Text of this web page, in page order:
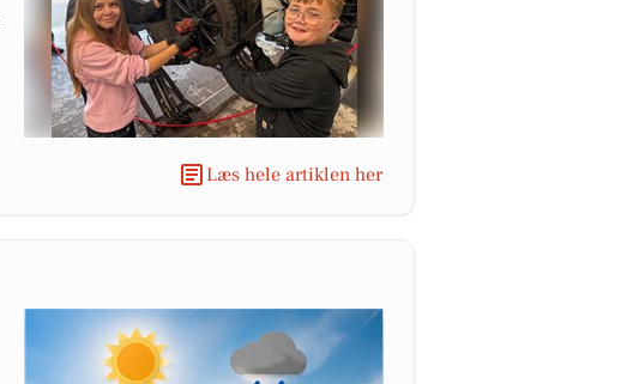
Læs hele artiklen her